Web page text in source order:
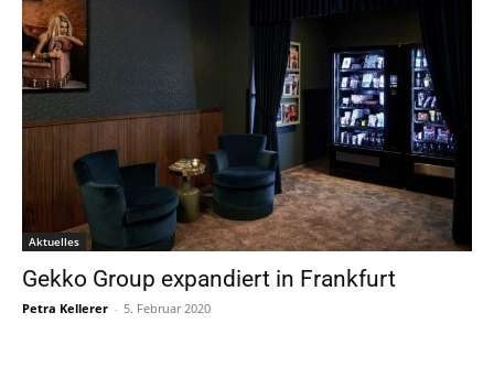
Aktuelles
Gekko Group expandiert in Frankfurt
Petra Kellerer - 5. Februar 2020